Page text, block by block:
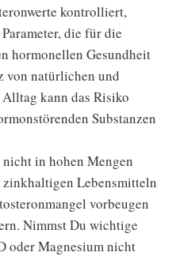
kontrolliert,
die für die
hormonellen Gesundheit
von natürlichen und
kann das Risiko
Substanzen
in hohen Mengen
Lebensmitteln
vorbeugen
Nimmst Du wichtige
oder Magnesium nicht